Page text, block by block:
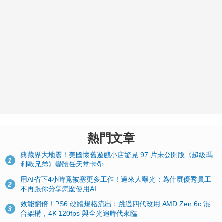
熱門文章
1
典藏界大地震！美國懷舊遊戲小店驚見 97 片未公開版《超級瑪
利歐兄弟》變體任天堂卡帶
2
用AI省下4小時竟被塞更多工作！過來人曝光：為什麼優秀員工
不再跟你分享怎麼使用AI
3
效能翻倍！PS6 硬體規格流出：跳過四代改用 AMD Zen 6c 混
合架構，4K 120fps 與全光追時代來臨